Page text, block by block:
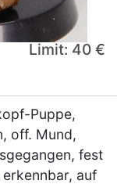
Limit: 40 €
Puppe,
off. Mund,
fest
auf